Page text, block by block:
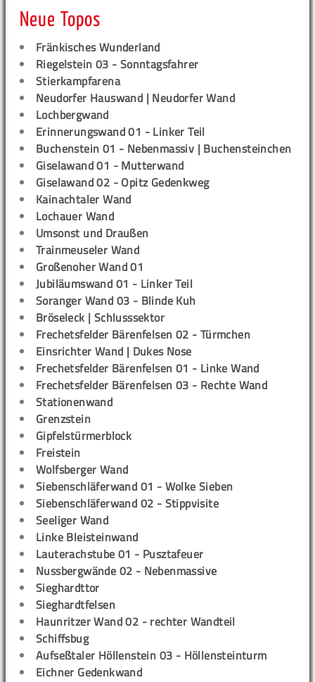
Neue Topos
Fränkisches Wunderland
Riegelstein 03 - Sonntagsfahrer
Stierkampfarena
Neudorfer Hauswand | Neudorfer Wand
Lochbergwand
Erinnerungswand 01 - Linker Teil
Buchenstein 01 - Nebenmassiv | Buchensteinchen
Giselawand 01 - Mutterwand
Giselawand 02 - Opitz Gedenkweg
Kainachtaler Wand
Lochauer Wand
Umsonst und Draußen
Trainmeuseler Wand
Großenoher Wand 01
Jubiläumswand 01 - Linker Teil
Soranger Wand 03 - Blinde Kuh
Bröseleck | Schlusssektor
Frechetsfelder Bärenfelsen 02 - Türmchen
Einsrichter Wand | Dukes Nose
Frechetsfelder Bärenfelsen 01 - Linke Wand
Frechetsfelder Bärenfelsen 03 - Rechte Wand
Stationenwand
Grenzstein
Gipfelstürmerblock
Freistein
Wolfsberger Wand
Siebenschläferwand 01 - Wolke Sieben
Siebenschläferwand 02 - Stippvisite
Seeliger Wand
Linke Bleisteinwand
Lauterachstube 01 - Pusztafeuer
Nussbergwände 02 - Nebenmassive
Sieghardttor
Sieghardtfelsen
Haunritzer Wand 02 - rechter Wandteil
Schiffsbug
Aufseßtaler Höllenstein 03 - Höllensteinturm
Eichner Gedenkwand